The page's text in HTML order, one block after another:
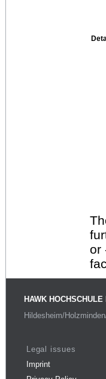
or
HAWK
Hildesheim/
Legal issues
Imprint